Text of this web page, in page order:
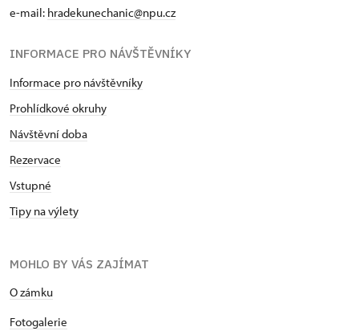
e-mail: hradekunechanic@npu.cz
INFORMACE PRO NÁVŠTĚVNÍKY
Informace pro návštěvníky
Prohlídkové okruhy
Návštěvní doba
Rezervace
Vstupné
Tipy na výlety
MOHLO BY VÁS ZAJÍMAT
O zámku
Fotogalerie